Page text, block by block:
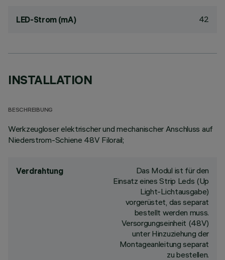
LED-Strom (mA) 42
INSTALLATION
BESCHREIBUNG
Werkzeugloser elektrischer und mechanischer Anschluss auf
Niederstrom-Schiene 48V Filorail;
Verdrahtung
Das Modul ist für den
Einsatz eines Strip Leds (Up
Light-Lichtausgabe)
vorgerüstet, das separat
bestellt werden muss.
Versorgungseinheit (48V)
unter Hinzuziehung der
Montageanleitung separat
zu bestellen.